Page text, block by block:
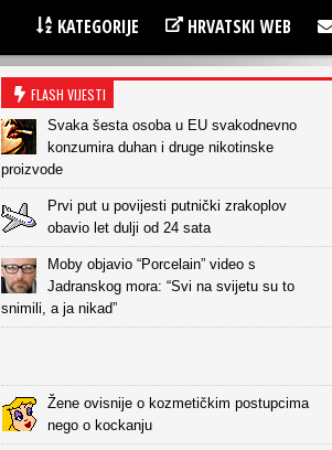
KATEGORIJE HRVATSKI WEB
FLASH VIJESTI
Svaka šesta osoba u EU svakodnevno
konzumira duhan i druge nikotinske
proizvode
Prvi put u povijesti putnički zrakoplov
obavio let dulji od 24 sata
Moby objavio “Porcelain” video s
Jadranskog mora: “Svi na svijetu su to
snimili, a ja nikad”
Žene ovisnije o kozmetičkim postupcima
nego o kockanju